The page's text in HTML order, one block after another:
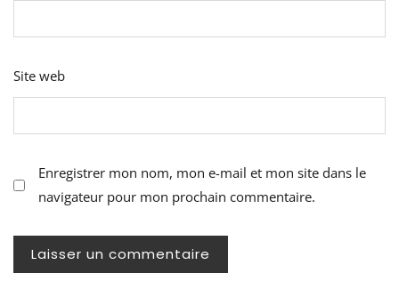
Site web
Enregistrer mon nom, mon e-mail et mon site dans le
navigateur pour mon prochain commentaire.